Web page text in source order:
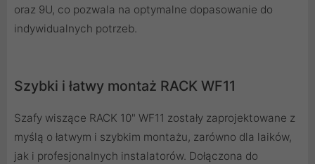
oraz 9U, co pozwala na optymalne dopasowanie do
indywidualnych potrzeb.
Szybki i łatwy montaż RACK WF11
Szafy wiszące RACK 10" WF11 zostały zaprojektowane z
myślą o łatwym i szybkim montażu, zarówno dla laików,
jak i profesjonalnych instalatorów. Dołączona do